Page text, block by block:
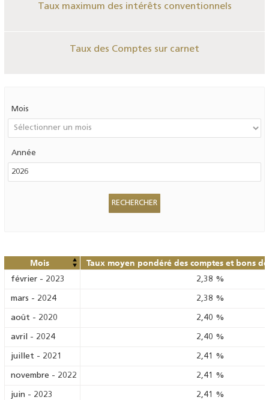
Taux maximum des intérêts conventionnels
Taux des Comptes sur carnet
Mois
Année
Mois Taux moyen pondéré des comptes et bons de
février - 2023 2,38 %
mars - 2024 2,38 %
août - 2020 2,40 %
avril - 2024 2,40 %
juillet - 2021 2,41 %
novembre - 2022 2,41 %
juin - 2023 2,41 %